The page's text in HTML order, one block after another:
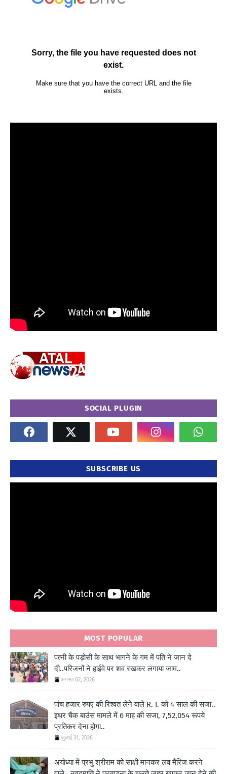
SOCIAL PLUGIN
SUBSCRIBE US
MOST POPULAR
पत्नी के पड़ोसी के साथ भागने के गम में पति ने जान दे
दी..परिजनों ने हाईवे पर शव रखकर लगाया जाम..
अगस्त 02, 2026
पांच हजार रुपए की रिश्वत लेने वाले R. I. को 4 साल की सजा..
इधर चैक बाउंस मामले में 6 माह की सजा, 7,52,054 रूपये
प्रतिकर देना होगा..
जुलाई 31, 2026
अयोध्या में प्रभु श्रीराम को साक्षी मानकर लव मैरिज करने